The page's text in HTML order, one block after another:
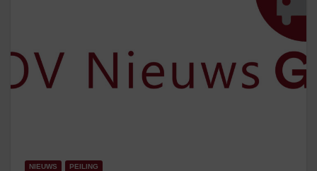
NIEUWS PEILING